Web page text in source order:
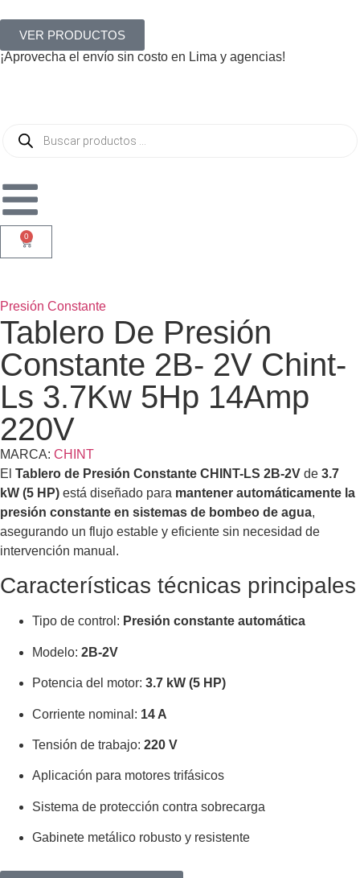
VER PRODUCTOS
¡Aprovecha el envío sin costo en Lima y agencias!
0
Presión Constante
Tablero De Presión
Constante 2B- 2V Chint-
Ls 3.7Kw 5Hp 14Amp
220V
MARCA: CHINT
El Tablero de Presión Constante CHINT-LS 2B-2V de 3.7
kW (5 HP) está diseñado para mantener automáticamente la
presión constante en sistemas de bombeo de agua,
asegurando un flujo estable y eficiente sin necesidad de
intervención manual.
Características técnicas principales
Tipo de control: Presión constante automática
Modelo: 2B-2V
Potencia del motor: 3.7 kW (5 HP)
Corriente nominal: 14 A
Tensión de trabajo: 220 V
Aplicación para motores trifásicos
Sistema de protección contra sobrecarga
Gabinete metálico robusto y resistente